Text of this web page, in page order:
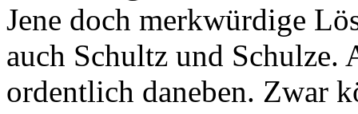
Jene doch merkwürdige
auch Schultz und Schulze.
ordentlich daneben. Zwar